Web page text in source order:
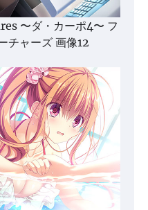
〜ダ・カーポ4〜 フ
チャーズ 画像12